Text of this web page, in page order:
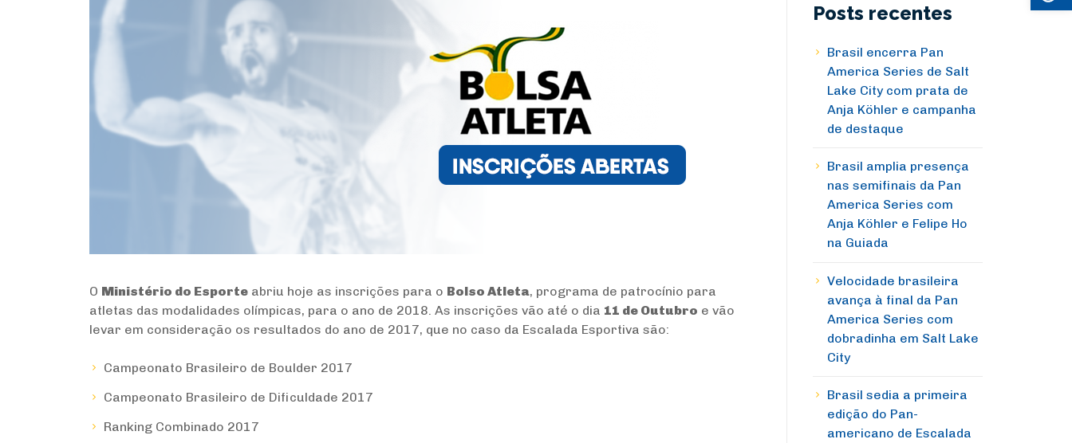
O Ministério do Esporte abriu hoje as inscrições para o Bolso Atleta, programa de patrocínio para
atletas das modalidades olímpicas, para o ano de 2018. As inscrições vão até o dia 11 de Outubro e vão
levar em consideração os resultados do ano de 2017, que no caso da Escalada Esportiva são:
Campeonato Brasileiro de Boulder 2017
Campeonato Brasileiro de Dificuldade 2017
Ranking Combinado 2017
Posts recentes
Brasil encerra Pan
America Series de Salt
Lake City com prata de
Anja Köhler e campanha
de destaque
Brasil amplia presença
nas semifinais da Pan
America Series com
Anja Köhler e Felipe Ho
na Guiada
Velocidade brasileira
avança à final da Pan
America Series com
dobradinha em Salt Lake
City
Brasil sedia a primeira
edição do Pan-
americano de Escalada